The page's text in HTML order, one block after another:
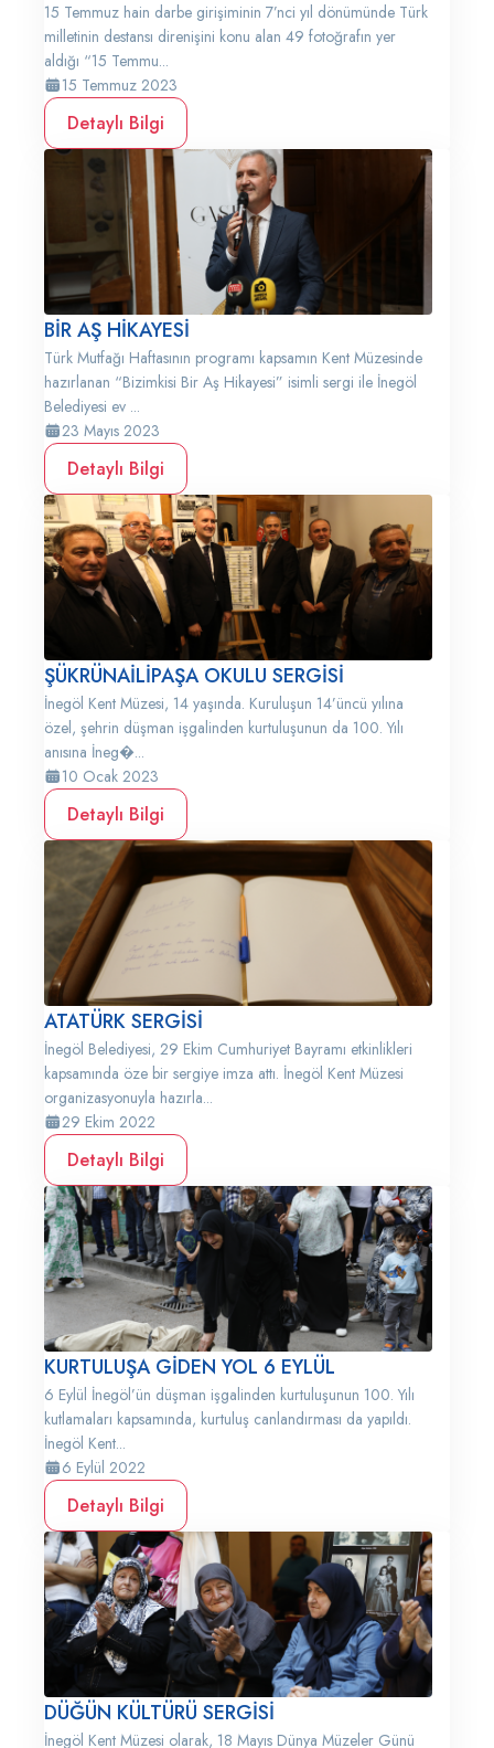
15 Temmuz hain darbe girişiminin 7’nci yıl dönümünde Türk
milletinin destansı direnişini konu alan 49 fotoğrafın yer
aldığı “15 Temmu...
15 Temmuz 2023
Detaylı Bilgi
BİR AŞ HİKAYESİ
Türk Mutfağı Haftasının programı kapsamın Kent Müzesinde
hazırlanan “Bizimkisi Bir Aş Hikayesi” isimli sergi ile İnegöl
Belediyesi ev ...
23 Mayıs 2023
Detaylı Bilgi
ŞÜKRÜNAİLİPAŞA OKULU SERGİSİ
İnegöl Kent Müzesi, 14 yaşında. Kuruluşun 14’üncü yılına
özel, şehrin düşman işgalinden kurtuluşunun da 100. Yılı
anısına İneg�...
10 Ocak 2023
Detaylı Bilgi
ATATÜRK SERGİSİ
İnegöl Belediyesi, 29 Ekim Cumhuriyet Bayramı etkinlikleri
kapsamında öze bir sergiye imza attı. İnegöl Kent Müzesi
organizasyonuyla hazırla...
29 Ekim 2022
Detaylı Bilgi
KURTULUŞA GİDEN YOL 6 EYLÜL
6 Eylül İnegöl’ün düşman işgalinden kurtuluşunun 100. Yılı
kutlamaları kapsamında, kurtuluş canlandırması da yapıldı.
İnegöl Kent...
6 Eylül 2022
Detaylı Bilgi
DÜĞÜN KÜLTÜRÜ SERGİSİ
İnegöl Kent Müzesi olarak, 18 Mayıs Dünya Müzeler Günü